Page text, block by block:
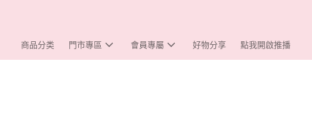
商品分类 門市專區 會員專屬 好物分享 點我開啟推播